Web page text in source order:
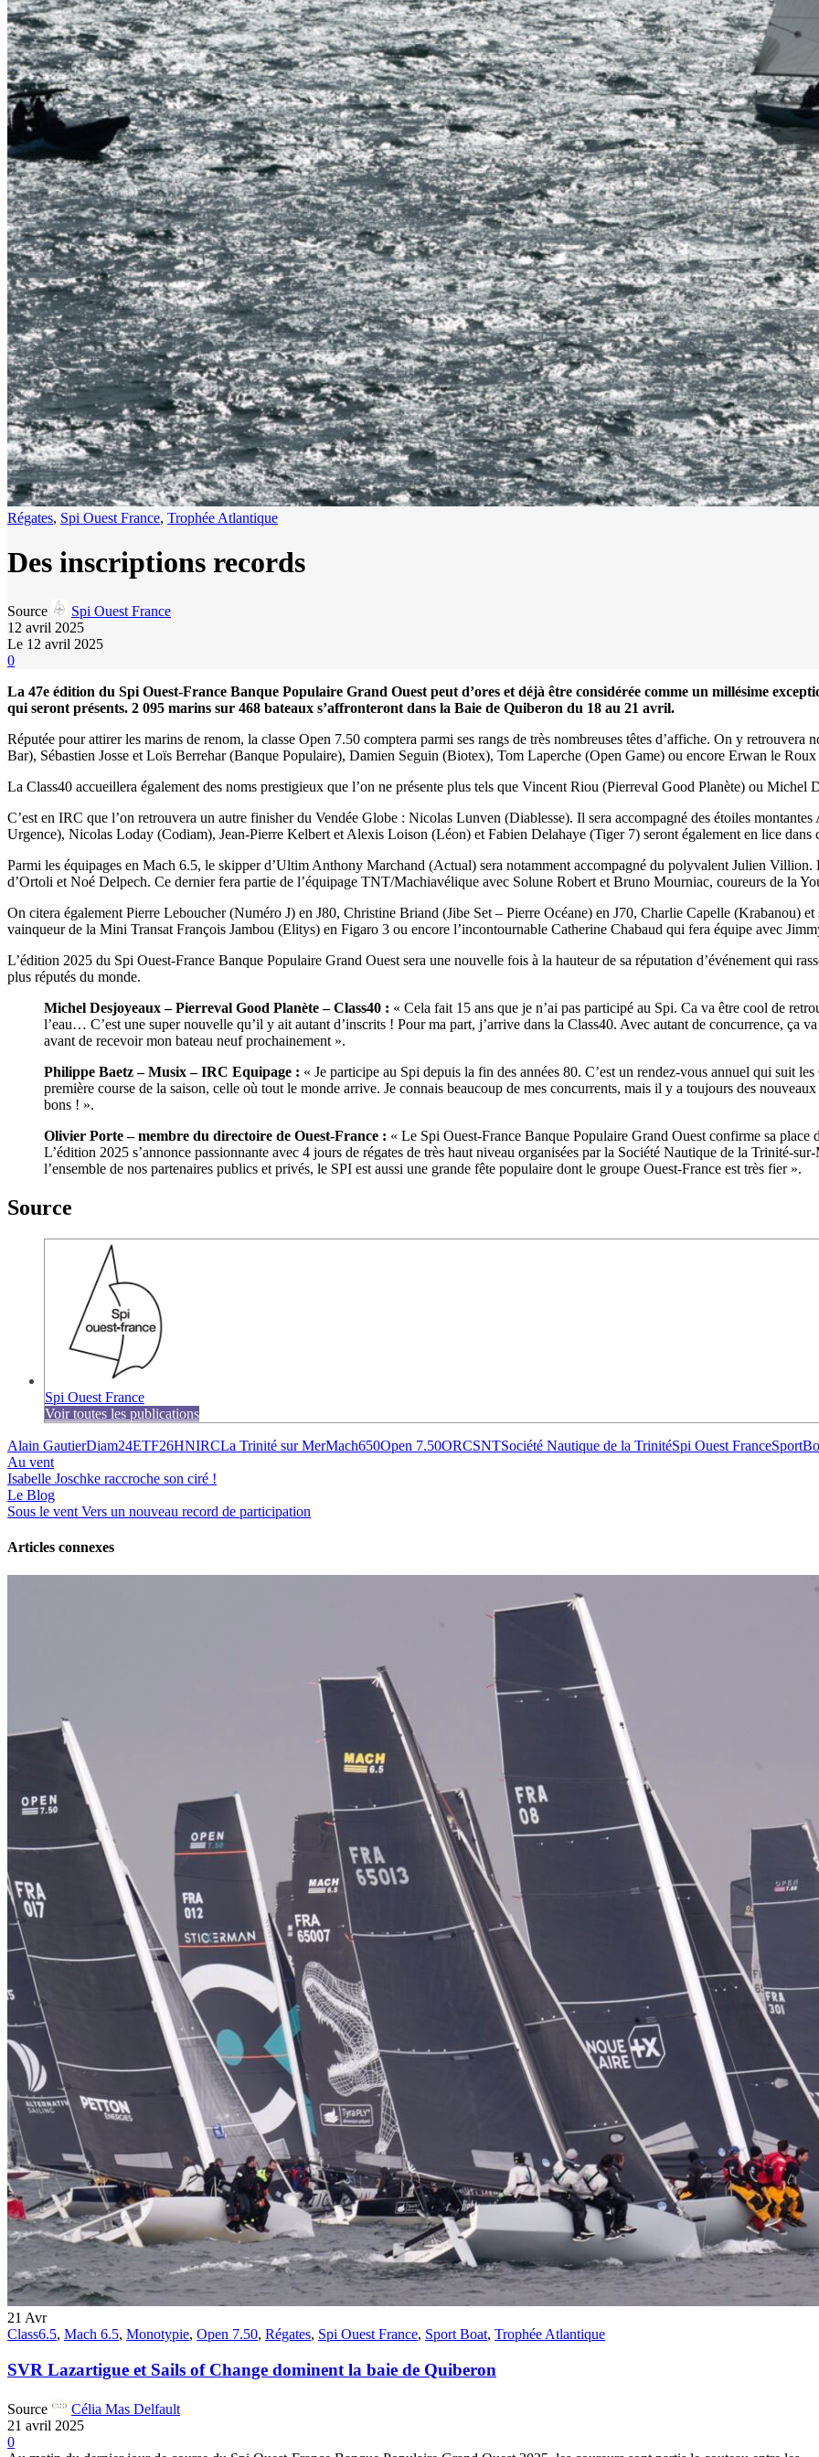
13Mar
Records,Vitesse absolue
SP80 franchit la barre mythique des
Source
SP80
13 mars 2025
0
28Fév
Un an déjà !
28 février 2025
0
Class40,Classe Ultim 32/23,Course au Large,
4 classes, 4 parcours, 4 duos vainqueurs
Transat Café l'Or
13 février 2025
22Jan
Classe Ultim 32/23
Records, Trophée Jules Verne
Gitana 17 devient Actual Ultim 4
Source
Gitana Team
22 janvier 2025
0
Régates, Spi Ouest France, Trophée Atlantique
Des inscriptions records
Source
Spi Ouest France
12 avril 2025
Le 12 avril 2025
0
La 47e édition du Spi Ouest-France Banque Populaire Grand Ouest peut d’ores et déjà être considérée comme un millésime
qui seront présents. 2 095 marins sur 468 bateaux s’affronteront dans la Baie de Quiberon du 18 au 21 avril.
Réputée pour attirer les marins de renom, la classe Open 7.50 comptera parmi ses rangs de très nombreuses têtes d’affiche. On y
Bar), Sébastien Josse et Loïs Berrehar (Banque Populaire), Damien Seguin (Biotex), Tom Laperche (Open Game) ou encore Erwan le
La Class40 accueillera également des noms prestigieux que l’on ne présente plus tels que Vincent Riou (Pierreval Good Planète) ou Michel
C’est en IRC que l’on retrouvera un autre finisher du Vendée Globe : Nicolas Lunven (Diablesse). Il sera accompagné des étoiles
Urgence), Nicolas Loday (Codiam), Jean-Pierre Kelbert et Alexis Loison (Léon) et Fabien Delahaye (Tiger 7) seront également en lice dans
Parmi les équipages en Mach 6.5, le skipper d’Ultim Anthony Marchand (Actual) sera notamment accompagné du polyvalent Julien Villion.
d’Ortoli et Noé Delpech. Ce dernier fera partie de l’équipage TNT/Machiavélique avec Solune Robert et Bruno Mourniac, coureurs de la
On citera également Pierre Leboucher (Numéro J) en J80, Christine Briand (Jibe Set – Pierre Océane) en J70, Charlie Capelle (Krabanou)
vainqueur de la Mini Transat François Jambou (Elitys) en Figaro 3 ou encore l’incontournable Catherine Chabaud qui fera équipe avec
L’édition 2025 du Spi Ouest-France Banque Populaire Grand Ouest sera une nouvelle fois à la hauteur de sa réputation d’événement qui
plus réputés du monde.
Michel Desjoyeaux – Pierreval Good Planète – Class40 : « Cela fait 15 ans que je n’ai pas participé au Spi. Ca va être cool de
l’eau… C’est une super nouvelle qu’il y ait autant d’inscrits ! Pour ma part, j’arrive dans la Class40. Avec autant de concurrence, ça
avant de recevoir mon bateau neuf prochainement ».
Philippe Baetz – Musix – IRC Equipage : « Je participe au Spi depuis la fin des années 80. C’est un rendez-vous annuel qui suit
première course de la saison, celle où tout le monde arrive. Je connais beaucoup de mes concurrents, mais il y a toujours des
bons ! ».
Olivier Porte – membre du directoire de Ouest-France : « Le Spi Ouest-France Banque Populaire Grand Ouest confirme sa place
L’édition 2025 s’annonce passionnante avec 4 jours de régates de très haut niveau organisées par la Société Nautique de la Trinité-
l’ensemble de nos partenaires publics et privés, le SPI est aussi une grande fête populaire dont le groupe Ouest-France est très fier ».
Source
Spi Ouest France
Voir toutes les publications
Alain GautierDiam24ETF26HNIRCLa Trinité sur MerMach650Open 7.50ORCSNTSociété Nautique de la TrinitéSpi Ouest France
Au vent
Isabelle Joschke raccroche son ciré !
Le Blog
Sous le vent Vers un nouveau record de participation
Articles connexes
21 Avr
Class6.5, Mach 6.5, Monotypie, Open 7.50, Régates, Spi Ouest France, Sport Boat, Trophée Atlantique
SVR Lazartigue et Sails of Change dominent la baie de Quiberon
Source
Célia Mas Delfault
21 avril 2025
0